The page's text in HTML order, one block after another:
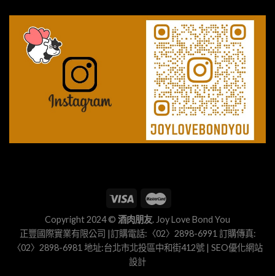
Copyright 2024 © 酒肉朋友. Joy Love Bond You
正豐國際實業有限公司 |訂購電話:〈02〉2898-6991 訂購傳真:
〈02〉2898-6981 地址:台北市北投區中和街412號 | SEO優化網站
設計